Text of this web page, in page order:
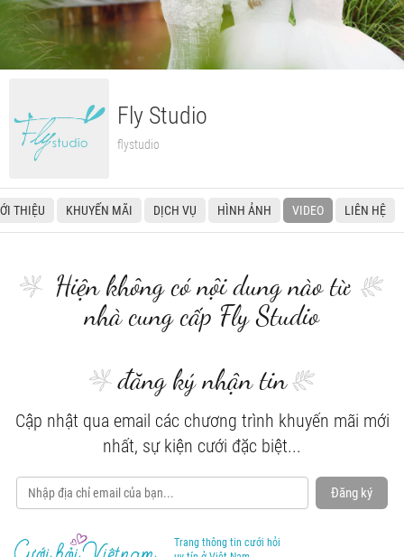
Fly Studio
flystudio
THIỆU KHUYẾN MÃI DỊCH VỤ HÌNH ẢNH VIDEO LIÊN HỆ
Hiện không có nội dung nào từ
nhà cung cấp Fly Studio
đăng ký nhận tin
Cập nhật qua email các chương trình khuyến mãi mới
nhất, sự kiện cưới đặc biệt...
Đăng ký
Trang thông tin cưới hỏi